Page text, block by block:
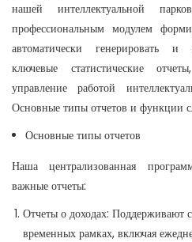
нашей интеллектуальной
профессиональным модулем
автоматически генерировать и
ключевые статистические
управление работой
Основные типы отчетов и функции
Основные типы отчетов
Наша централизованная
важные отчеты:
Отчеты о доходах: Поддерживают
временных рамках, включая